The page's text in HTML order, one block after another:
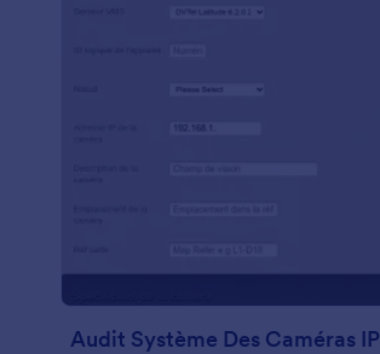
Audit Système Des Caméras IP